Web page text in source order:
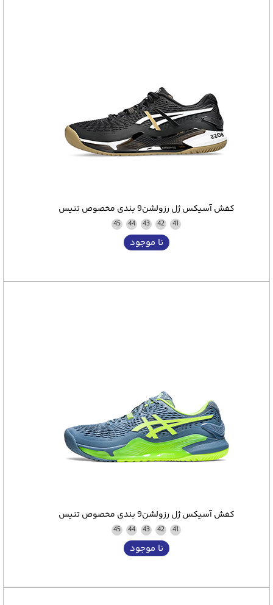
کفش آسیکس ژل رزولشن9 بندی مخصوص تنیس
41
42
43
44
45
نا موجود
کفش آسیکس ژل رزولشن9 بندی مخصوص تنیس
41
42
43
44
45
نا موجود